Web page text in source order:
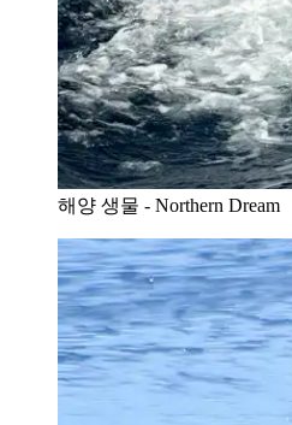
해양 생물 - Northern Dream